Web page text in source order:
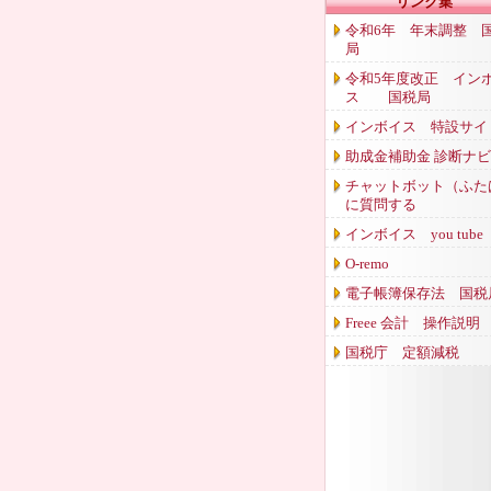
令和6年 年末調整
局
令和5年度改正 イン
ス 国税局
インボイス 特設サイ
助成金補助金 診断ナビ
チャットボット（ふた
に質問する
インボイス you tube
O-remo
電子帳簿保存法 国税
Freee 会計 操作説明
国税庁 定額減税